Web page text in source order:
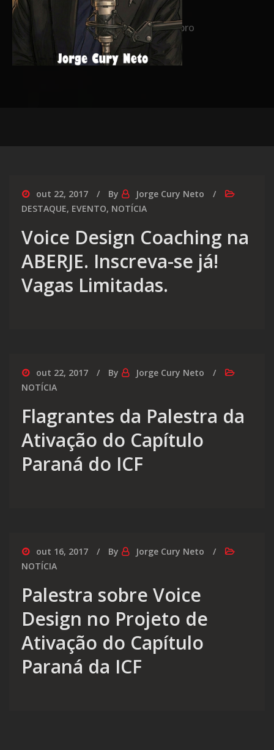
Home 2017 outubro
out 22, 2017 By
Jorge Cury Neto
DESTAQUE, EVENTO, NOTÍCIA
Voice Design Coaching na
ABERJE. Inscreva-se já!
Vagas Limitadas.
out 22, 2017 By
Jorge Cury Neto
NOTÍCIA
Flagrantes da Palestra da
Ativação do Capítulo
Paraná do ICF
out 16, 2017 By
Jorge Cury Neto
NOTÍCIA
Palestra sobre Voice
Design no Projeto de
Ativação do Capítulo
Paraná da ICF